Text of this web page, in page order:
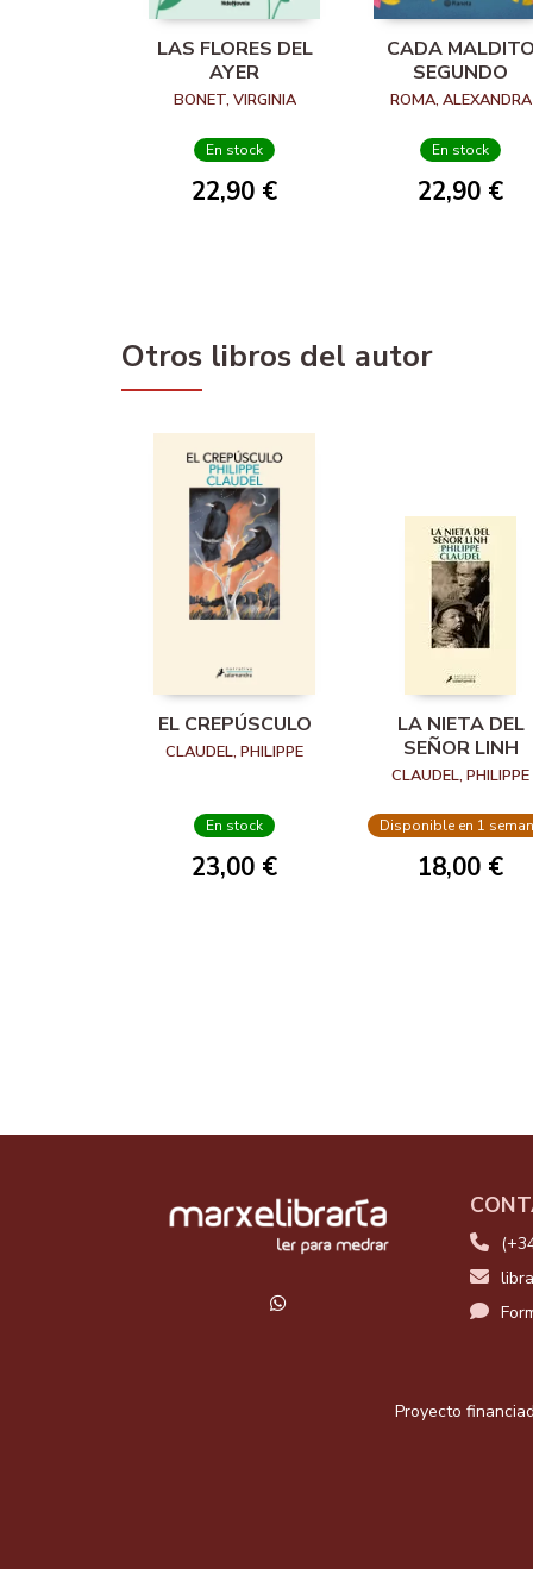
LAS FLORES DEL
AYER
BONET, VIRGINIA
En stock
22,90 €
CADA
SEGUNDO
ROMA, ALEXANDRA
En stock
22,90 €
Otros libros del autor
EL CREPÚSCULO
CLAUDEL, PHILIPPE
En stock
23,00 €
LA NIETA DEL
SEÑOR LINH
CLAUDEL, PHILIPPE
Disponible en 1
18,00 €
Proyecto